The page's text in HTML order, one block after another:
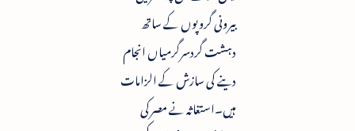
بیرونی گروپوں کے ساتھ
دہشت گردسرگرمیاں انجام
دینے کی سازش کے الزامات
ہیں۔استغاثہ نے مصرکی